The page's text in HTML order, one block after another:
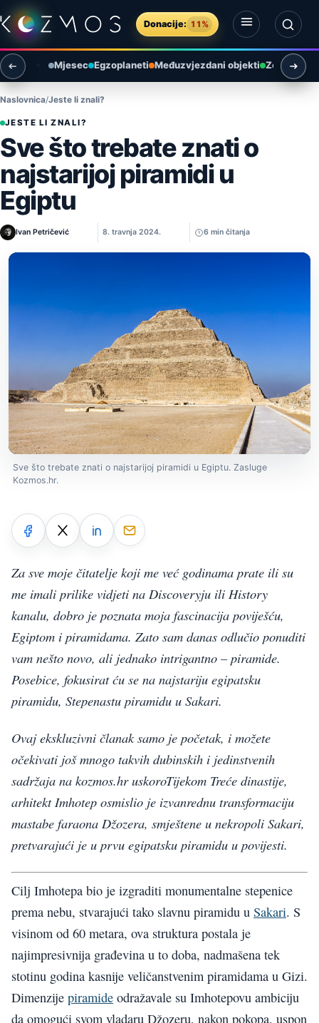
Preskoči na sadržaj
Donacije: 11%
Otvori izbornik
Otvori pretragu
Mjesec Egzoplaneti Međuzvjezdani objekti Zemlja i
Naslovnica Jeste li znali?
JESTE LI ZNALI?
Sve što trebate znati o
najstarijoj piramidi u
Egiptu
Ivan Petričević 8. travnja 2024. 6 min čitanja
Sve što trebate znati o najstarijoj piramidi u Egiptu. Zasluge
Kozmos.hr.
Za sve moje čitatelje koji me već godinama prate ili su
me imali prilike vidjeti na Discoveryju ili History
kanalu, dobro je poznata moja fascinacija poviješću,
Egiptom i piramidama. Zato sam danas odlučio ponuditi
vam nešto novo, ali jednako intrigantno – piramide.
Posebice, fokusirat ću se na najstariju egipatsku
piramidu, Stepenastu piramidu u Sakari.
Ovaj ekskluzivni članak samo je početak, i možete
očekivati još mnogo takvih dubinskih i jedinstvenih
sadržaja na kozmos.hr uskoroTijekom Treće dinastije,
arhitekt Imhotep osmislio je izvanrednu transformaciju
mastabe faraona Džozera, smještene u nekropoli Sakari,
pretvarajući je u prvu egipatsku piramidu u povijesti.
Cilj Imhotepa bio je izgraditi monumentalne stepenice
prema nebu, stvarajući tako slavnu piramidu u Sakari. S
visinom od 60 metara, ova struktura postala je
najimpresivnija građevina u to doba, nadmašena tek
stotinu godina kasnije veličanstvenim piramidama u Gizi.
Dimenzije piramide odražavale su Imhotepovu ambiciju
da omogući svom vladaru Džozeru, nakon pokopa, uspon